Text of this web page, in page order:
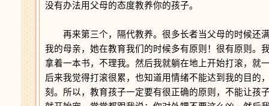
没有办法用父母的态度教养你的孩子。
再来第三个，隔代教养。很多长者当父母的时候还
我的母亲，她在教育我们的时候多有原则！很有原则。
拿着一本书，不理我。然后我就躺在地上开始打滚，就
后来我觉得打滚很累，也知道用情绪不能达到我的目的
刻。所以，教育孩子一定要有很正确的原则，不能让孩